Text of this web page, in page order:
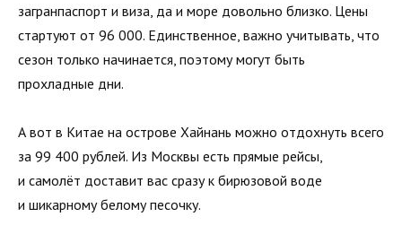
загранпаспорт и виза, да и море довольно близко. Цены
стартуют от 96 000. Единственное, важно учитывать, что
сезон только начинается, поэтому могут быть
прохладные дни.
А вот в Китае на острове Хайнань можно отдохнуть всего
за 99 400 рублей. Из Москвы есть прямые рейсы,
и самолёт доставит вас сразу к бирюзовой воде
и шикарному белому песочку.